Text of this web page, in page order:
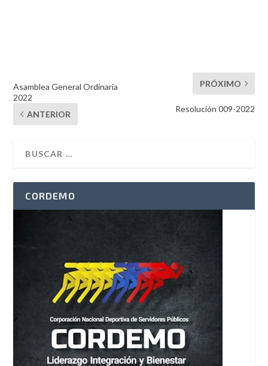
Asamblea General Ordinaria
2022
ANTERIOR
PRÓXIMO
Resolución 009-2022
CORDEMO